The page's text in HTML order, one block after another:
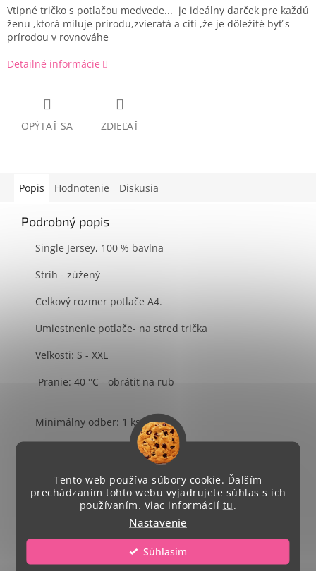
Tento web používa súbory cookie. Ďalším
prechádzaním tohto webu vyjadrujete súhlas s ich
používaním. Viac informácií tu.
Nastavenie
Súhlasím
Vtipné tričko s potlačou medvede... je ideálny darček pre každú
ženu ,ktorá miluje prírodu,zvieratá a cíti ,že je dôležité byť s
prírodou v rovnováhe
Detailné informácie
OPÝTAŤ SA ZDIEĽAŤ
Popis Hodnotenie Diskusia
Podrobný popis
Single Jersey, 100 % bavlna
Strih - zúžený
Celkový rozmer potlače A4.
Umiestnenie potlače- na stred trička
Veľkosti: S - XXL
Pranie: 40 °C - obrátiť na rub
Minimálny odber: 1 ks
Ďakujeme za Váš nákup!
NV Nora Vaskova